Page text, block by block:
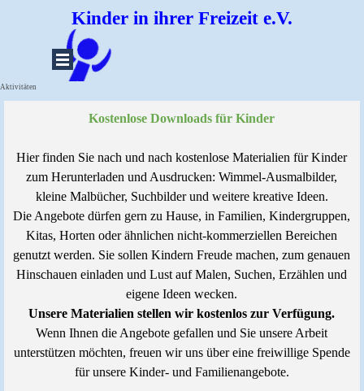
Kinder in ihrer Freizeit e.V.
Menü überspringen
Aktivitäten
Kostenlose Downloads für Kinder
Hier finden Sie nach und nach kostenlose Materialien für Kinder
zum Herunterladen und Ausdrucken: Wimmel-Ausmalbilder,
kleine Malbücher, Suchbilder und weitere kreative Ideen.
Die Angebote dürfen gern zu Hause, in Familien, Kindergruppen,
Kitas, Horten oder ähnlichen nicht-kommerziellen Bereichen
genutzt werden. Sie sollen Kindern Freude machen, zum genauen
Hinschauen einladen und Lust auf Malen, Suchen, Erzählen und
eigene Ideen wecken.
Unsere Materialien stellen wir kostenlos zur Verfügung.
Wenn Ihnen die Angebote gefallen und Sie unsere Arbeit
unterstützen möchten, freuen wir uns über eine freiwillige Spende
für unsere Kinder- und Familienangebote.